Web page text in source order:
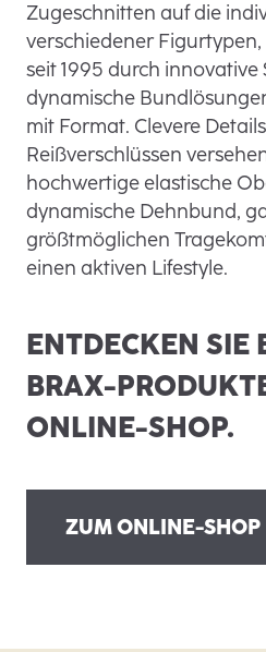
Zugeschnitten auf die
verschiedener
seit 1995 durch
dynamische
mit Format. Clevere
Reißverschlüssen
hochwertige elastische
dynamische Dehnbund,
größtmöglichen
einen aktiven Lifestyle.
ENTDECKEN SIE
BRAX-
ONLINE-SHOP.
ZUM ONLINE-SHOP